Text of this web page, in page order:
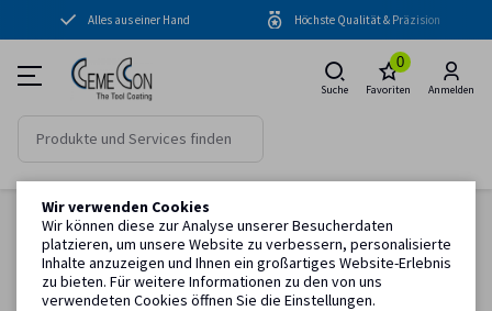
Beschichtungsanlagen
Beschichtungen
Peripherie
Strahlanlagen
Kühlanlagen
Qualitätskontrolle
Alles aus einer Hand Höchste Qualität & Präzision
Suche
0
Favoriten Anmelden
Startseite Strahlanlagen Mikrostrahllinie CSAN 1000 S1
Zurück zur Artikelübersicht
Wir verwenden Cookies
Wir können diese zur Analyse unserer Besucherdaten
platzieren, um unsere Website zu verbessern, personalisierte
Inhalte anzuzeigen und Ihnen ein großartiges Website-Erlebnis
zu bieten. Für weitere Informationen zu den von uns
verwendeten Cookies öffnen Sie die Einstellungen.